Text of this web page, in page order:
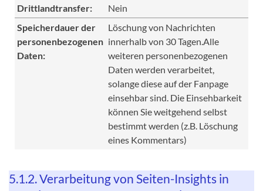
Drittlandtransfer:
Nein
Speicherdauer der
personenbezogenen
Daten:
Löschung von Nachrichten
innerhalb von 30 Tagen.Alle
weiteren personenbezogenen
Daten werden verarbeitet,
solange diese auf der Fanpage
einsehbar sind. Die Einsehbarkeit
können Sie weitgehend selbst
bestimmt werden (z.B. Löschung
eines Kommentars)
5.1.2. Verarbeitung von Seiten-Insights in